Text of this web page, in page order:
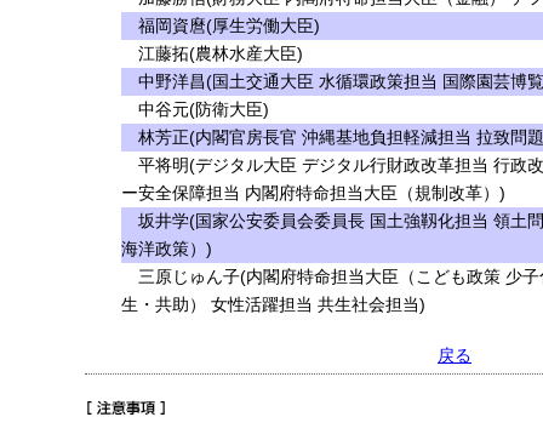
福岡資麿(厚生労働大臣)
江藤拓(農林水産大臣)
中野洋昌(国土交通大臣 水循環政策担当 国際園芸博
中谷元(防衛大臣)
林芳正(内閣官房長官 沖縄基地負担軽減担当 拉致問
平将明(デジタル大臣 デジタル行財政改革担当 行政
ー安全保障担当 内閣府特命担当大臣（規制改革）)
坂井学(国家公安委員会委員長 国土強靱化担当 領土
海洋政策）)
三原じゅん子(内閣府特命担当大臣（こども政策 少
生・共助） 女性活躍担当 共生社会担当)
戻る